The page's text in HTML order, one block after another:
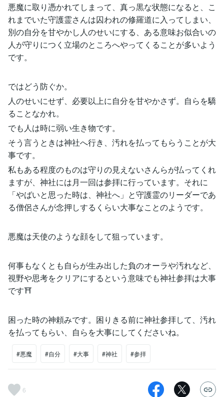
悪魔に取り憑かれてしまって、真っ黒な状態になると、こ
れまでいた守護霊さんは囚われの修羅道に入ってしまい、
別の自分を甘やかし人のせいにする、ある意味お似合いの
人が守りにつく立場のところへやってくることが多いよう
です。
ではどう防ぐか。
人のせいにせず、必要以上に自分を甘やかさず。自らを驕
ることなかれ。
でも人は時に弱い生き物です。
そう言うときは神社へ行き、汚れを払ってもらうことが大
事です。
私もある程度のものは守りの見えないさんらが払ってくれ
ますが、神社には月一回は参拝に行っています。それに
「やばいと思った時は、神社へ」と守護霊のリーダーであ
る僧侶さんが念押しするくらい大事なことのようです。
悪魔は天使のような顔をして狙っています。
何事もなくとも自らが生み出した負のオーラや汚れなど、
視野や思考をクリアにするという意味でも神社参拝は大事
です⛩️
困った時の神頼みです。困りきる前に神社参拝して、汚れ
を払ってもらい、自らを大事にしてくださいね。
#悪魔 #自分 #大事 #神社 #参拝
6